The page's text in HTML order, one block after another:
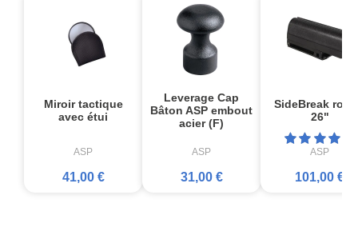
Miroir tactique
avec étui
ASP
41,00 €
Leverage Cap
Bâton ASP embout
acier (F)
ASP
31,00 €
SideBreak
26"
ASP
101,00 €